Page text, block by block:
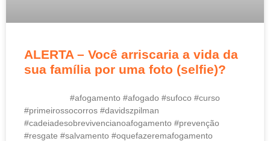
ALERTA – Você arriscaria a vida da
sua família por uma foto (selfie)?
#afogamento #afogado #sufoco #curso
#primeirossocorros #davidszpilman
#cadeiadesobrevivencianoafogamento #prevenção
#resgate #salvamento #oquefazeremafogamento